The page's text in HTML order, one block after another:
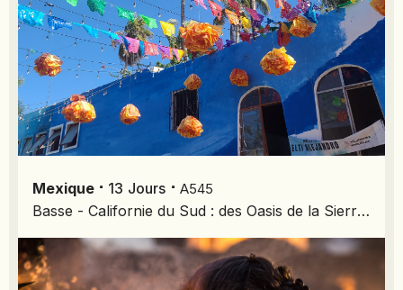
RÉUNION
ROUMANIE
RWANDA
SALVADOR
SERBIE
SIERRA LEONE
SOCOTRA (YÉMEN)
TADJIKISTAN
TANZANIE
TOGO
TURKMÉNISTAN
Mexique ⋅ 13 Jours ⋅ A545
Basse - Californie du Sud : des Oasis de la Sierra aux rivages de la Mer de Cortés